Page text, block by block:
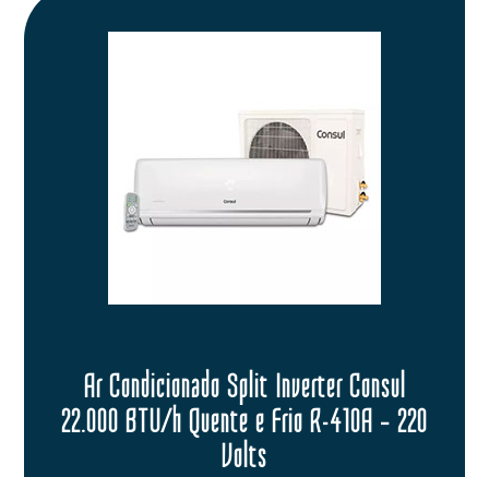
Ar Condicionado Split Inverter Consul
22.000 BTU/h Quente e Frio R-410A – 220
Volts